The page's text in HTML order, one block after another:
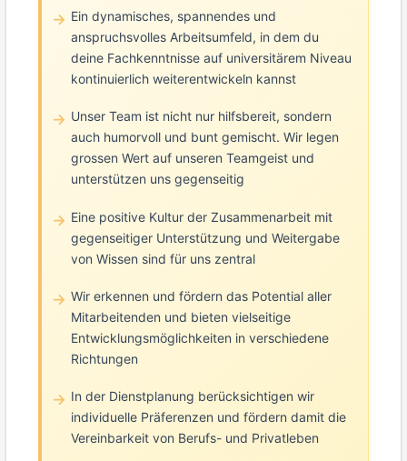
Ein dynamisches, spannendes und
anspruchsvolles Arbeitsumfeld, in dem du
deine Fachkenntnisse auf universitärem Niveau
kontinuierlich weiterentwickeln kannst
Unser Team ist nicht nur hilfsbereit, sondern
auch humorvoll und bunt gemischt. Wir legen
grossen Wert auf unseren Teamgeist und
unterstützen uns gegenseitig
Eine positive Kultur der Zusammenarbeit mit
gegenseitiger Unterstützung und Weitergabe
von Wissen sind für uns zentral
Wir erkennen und fördern das Potential aller
Mitarbeitenden und bieten vielseitige
Entwicklungsmöglichkeiten in verschiedene
Richtungen
In der Dienstplanung berücksichtigen wir
individuelle Präferenzen und fördern damit die
Vereinbarkeit von Berufs- und Privatleben